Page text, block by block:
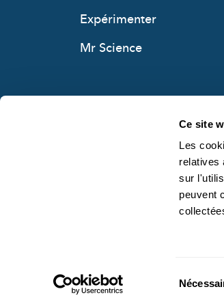
Ce site
Les
relatives
sur
peuvent
Expérimenter
Mr Science